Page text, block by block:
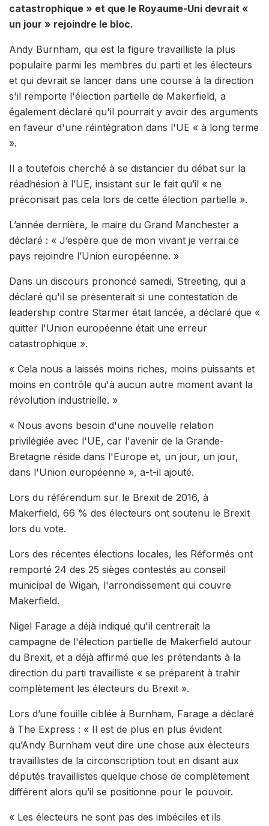
catastrophique » et que le Royaume-Uni devrait «
un jour » rejoindre le bloc.
Andy Burnham, qui est la figure travailliste la plus
populaire parmi les membres du parti et les électeurs
et qui devrait se lancer dans une course à la direction
s'il remporte l'élection partielle de Makerfield, a
également déclaré qu'il pourrait y avoir des arguments
en faveur d'une réintégration dans l'UE « à long terme
».
Il a toutefois cherché à se distancier du débat sur la
réadhésion à l’UE, insistant sur le fait qu’il « ne
préconisait pas cela lors de cette élection partielle ».
L’année dernière, le maire du Grand Manchester a
déclaré : « J’espère que de mon vivant je verrai ce
pays rejoindre l’Union européenne. »
Dans un discours prononcé samedi, Streeting, qui a
déclaré qu'il se présenterait si une contestation de
leadership contre Starmer était lancée, a déclaré que «
quitter l'Union européenne était une erreur
catastrophique ».
« Cela nous a laissés moins riches, moins puissants et
moins en contrôle qu'à aucun autre moment avant la
révolution industrielle. »
« Nous avons besoin d'une nouvelle relation
privilégiée avec l'UE, car l'avenir de la Grande-
Bretagne réside dans l'Europe et, un jour, un jour,
dans l'Union européenne », a-t-il ajouté.
Lors du référendum sur le Brexit de 2016, à
Makerfield, 66 % des électeurs ont soutenu le Brexit
lors du vote.
Lors des récentes élections locales, les Réformés ont
remporté 24 des 25 sièges contestés au conseil
municipal de Wigan, l'arrondissement qui couvre
Makerfield.
Nigel Farage a déjà indiqué qu'il centrerait la
campagne de l'élection partielle de Makerfield autour
du Brexit, et a déjà affirmé que les prétendants à la
direction du parti travailliste « se préparent à trahir
complètement les électeurs du Brexit ».
Lors d’une fouille ciblée à Burnham, Farage a déclaré
à The Express : « Il est de plus en plus évident
qu’Andy Burnham veut dire une chose aux électeurs
travaillistes de la circonscription tout en disant aux
députés travaillistes quelque chose de complètement
différent alors qu’il se positionne pour le pouvoir.
« Les électeurs ne sont pas des imbéciles et ils